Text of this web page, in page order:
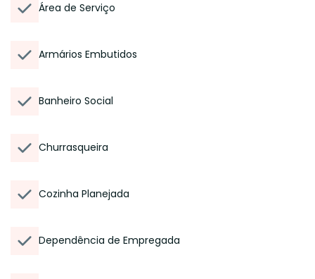
Área de Serviço
Armários Embutidos
Banheiro Social
Churrasqueira
Cozinha Planejada
Dependência de Empregada